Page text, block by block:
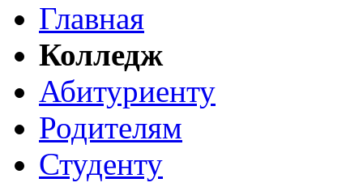
Главная
Колледж
Абитуриенту
Родителям
Студенту